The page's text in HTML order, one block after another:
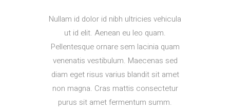
Nullam id dolor id nibh ultricies vehicula
ut id elit. Aenean eu leo quam.
Pellentesque ornare sem lacinia quam
venenatis vestibulum. Maecenas sed
diam eget risus varius blandit sit amet
non magna. Cras mattis consectetur
purus sit amet fermentum summ.